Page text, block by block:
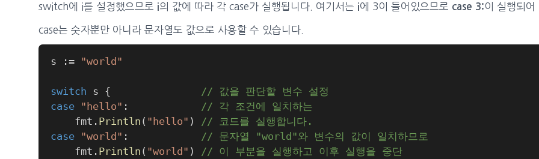
switch에 i를 설정했으므로 i의 값에 따라 각 case가 실행됩니다. 여기서는 i에 3이 들어있으므로 case 3:이 실행되어
case는 숫자뿐만 아니라 문자열도 값으로 사용할 수 있습니다.
s := "world"
switch s {
// 값을 판단할 변수 설정
case "hello" :
// 각 조건에 일치하는
	fmt
. Println ( "hello" )
// 코드를 실행합니다.
case "world" :
// 문자열 "world"와 변수의 값이 일치하므로
	fmt
. Println ( "world" )
// 이 부분을 실행하고 이후 실행을 중단